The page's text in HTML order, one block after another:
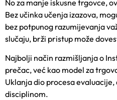
No za manje iskusne trgovce,
Bez učinka učenja izazova,
bez potpunog razumijevanja
slučaju, brži pristup može
Najbolji način razmišljanja o
prečac, već kao model za
Uklanja dio procesa
disciplinom.